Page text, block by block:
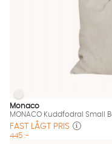
MONACO Kuddfodral
MONACO Kuddfodral Small Beige
Monaco
MONACO Kuddfodral Small
FAST LÅGT PRIS
445 :-